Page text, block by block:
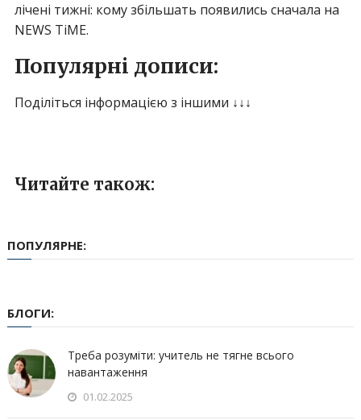
лічені тижні: кому збільшать появились сначала на
NEWS TiME.
Популярні дописи:
Поділіться інформацією з іншими ↓↓↓
Читайте також:
ПОПУЛЯРНЕ:
БЛОГИ:
Треба розуміти: учитель не тягне всього
навантаження
01.02.2025